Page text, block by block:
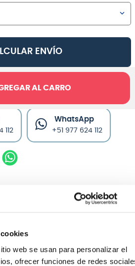
web se usan para personalizar el
ofrecer funciones de redes
ENVÍO
AL CARRO
y asesoría
112
WhatsApp
+51 977 624 112
Ernie Ball
que agrega un mayor
que la mayoría de las correas